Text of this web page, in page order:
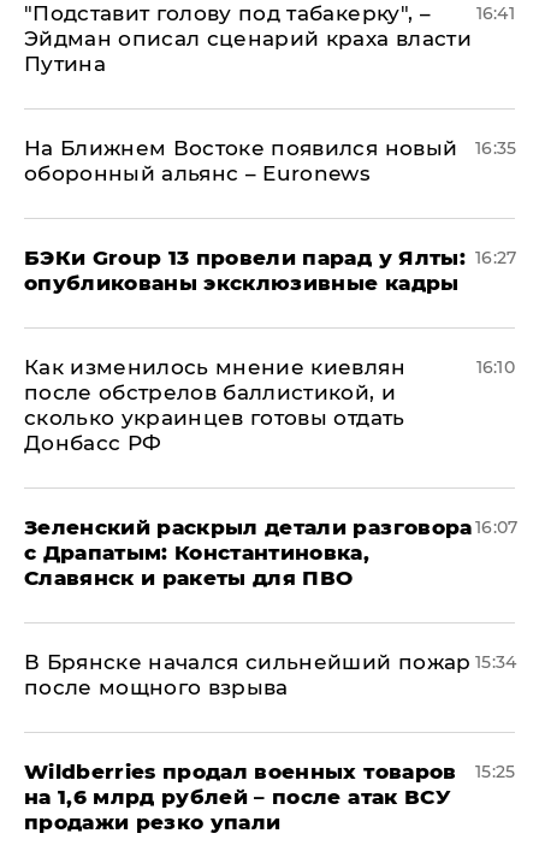
​"Подставит голову под табакерку", –
Эйдман описал сценарий краха власти
Путина
16:41
На Ближнем Востоке появился новый
оборонный альянс – Euronews
16:35
​БЭКи Group 13 провели парад у Ялты:
опубликованы эксклюзивные кадры
16:27
Как изменилось мнение киевлян
после обстрелов баллистикой, и
сколько украинцев готовы отдать
Донбасс РФ
16:10
​Зеленский раскрыл детали разговора
с Драпатым: Константиновка,
Славянск и ракеты для ПВО
16:07
В Брянске начался сильнейший пожар
после мощного взрыва
15:34
​Wildberries продал военных товаров
на 1,6 млрд рублей – после атак ВСУ
продажи резко упали
15:25